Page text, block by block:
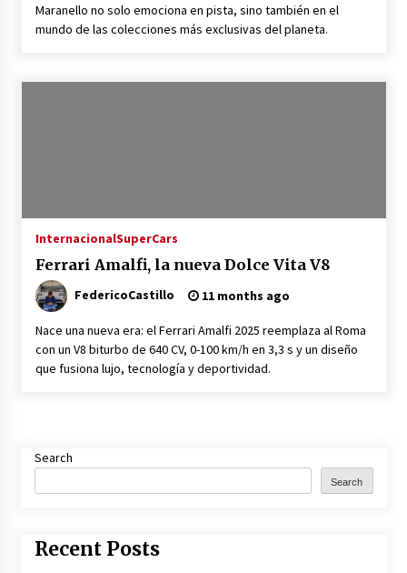
Maranello no solo emociona en pista, sino también en el
mundo de las colecciones más exclusivas del planeta.
InternacionalSuperCars
Ferrari Amalfi, la nueva Dolce Vita V8
FedericoCastillo 11 months ago
Nace una nueva era: el Ferrari Amalfi 2025 reemplaza al Roma
con un V8 biturbo de 640 CV, 0-100 km/h en 3,3 s y un diseño
que fusiona lujo, tecnología y deportividad.
Search
Search
Recent Posts